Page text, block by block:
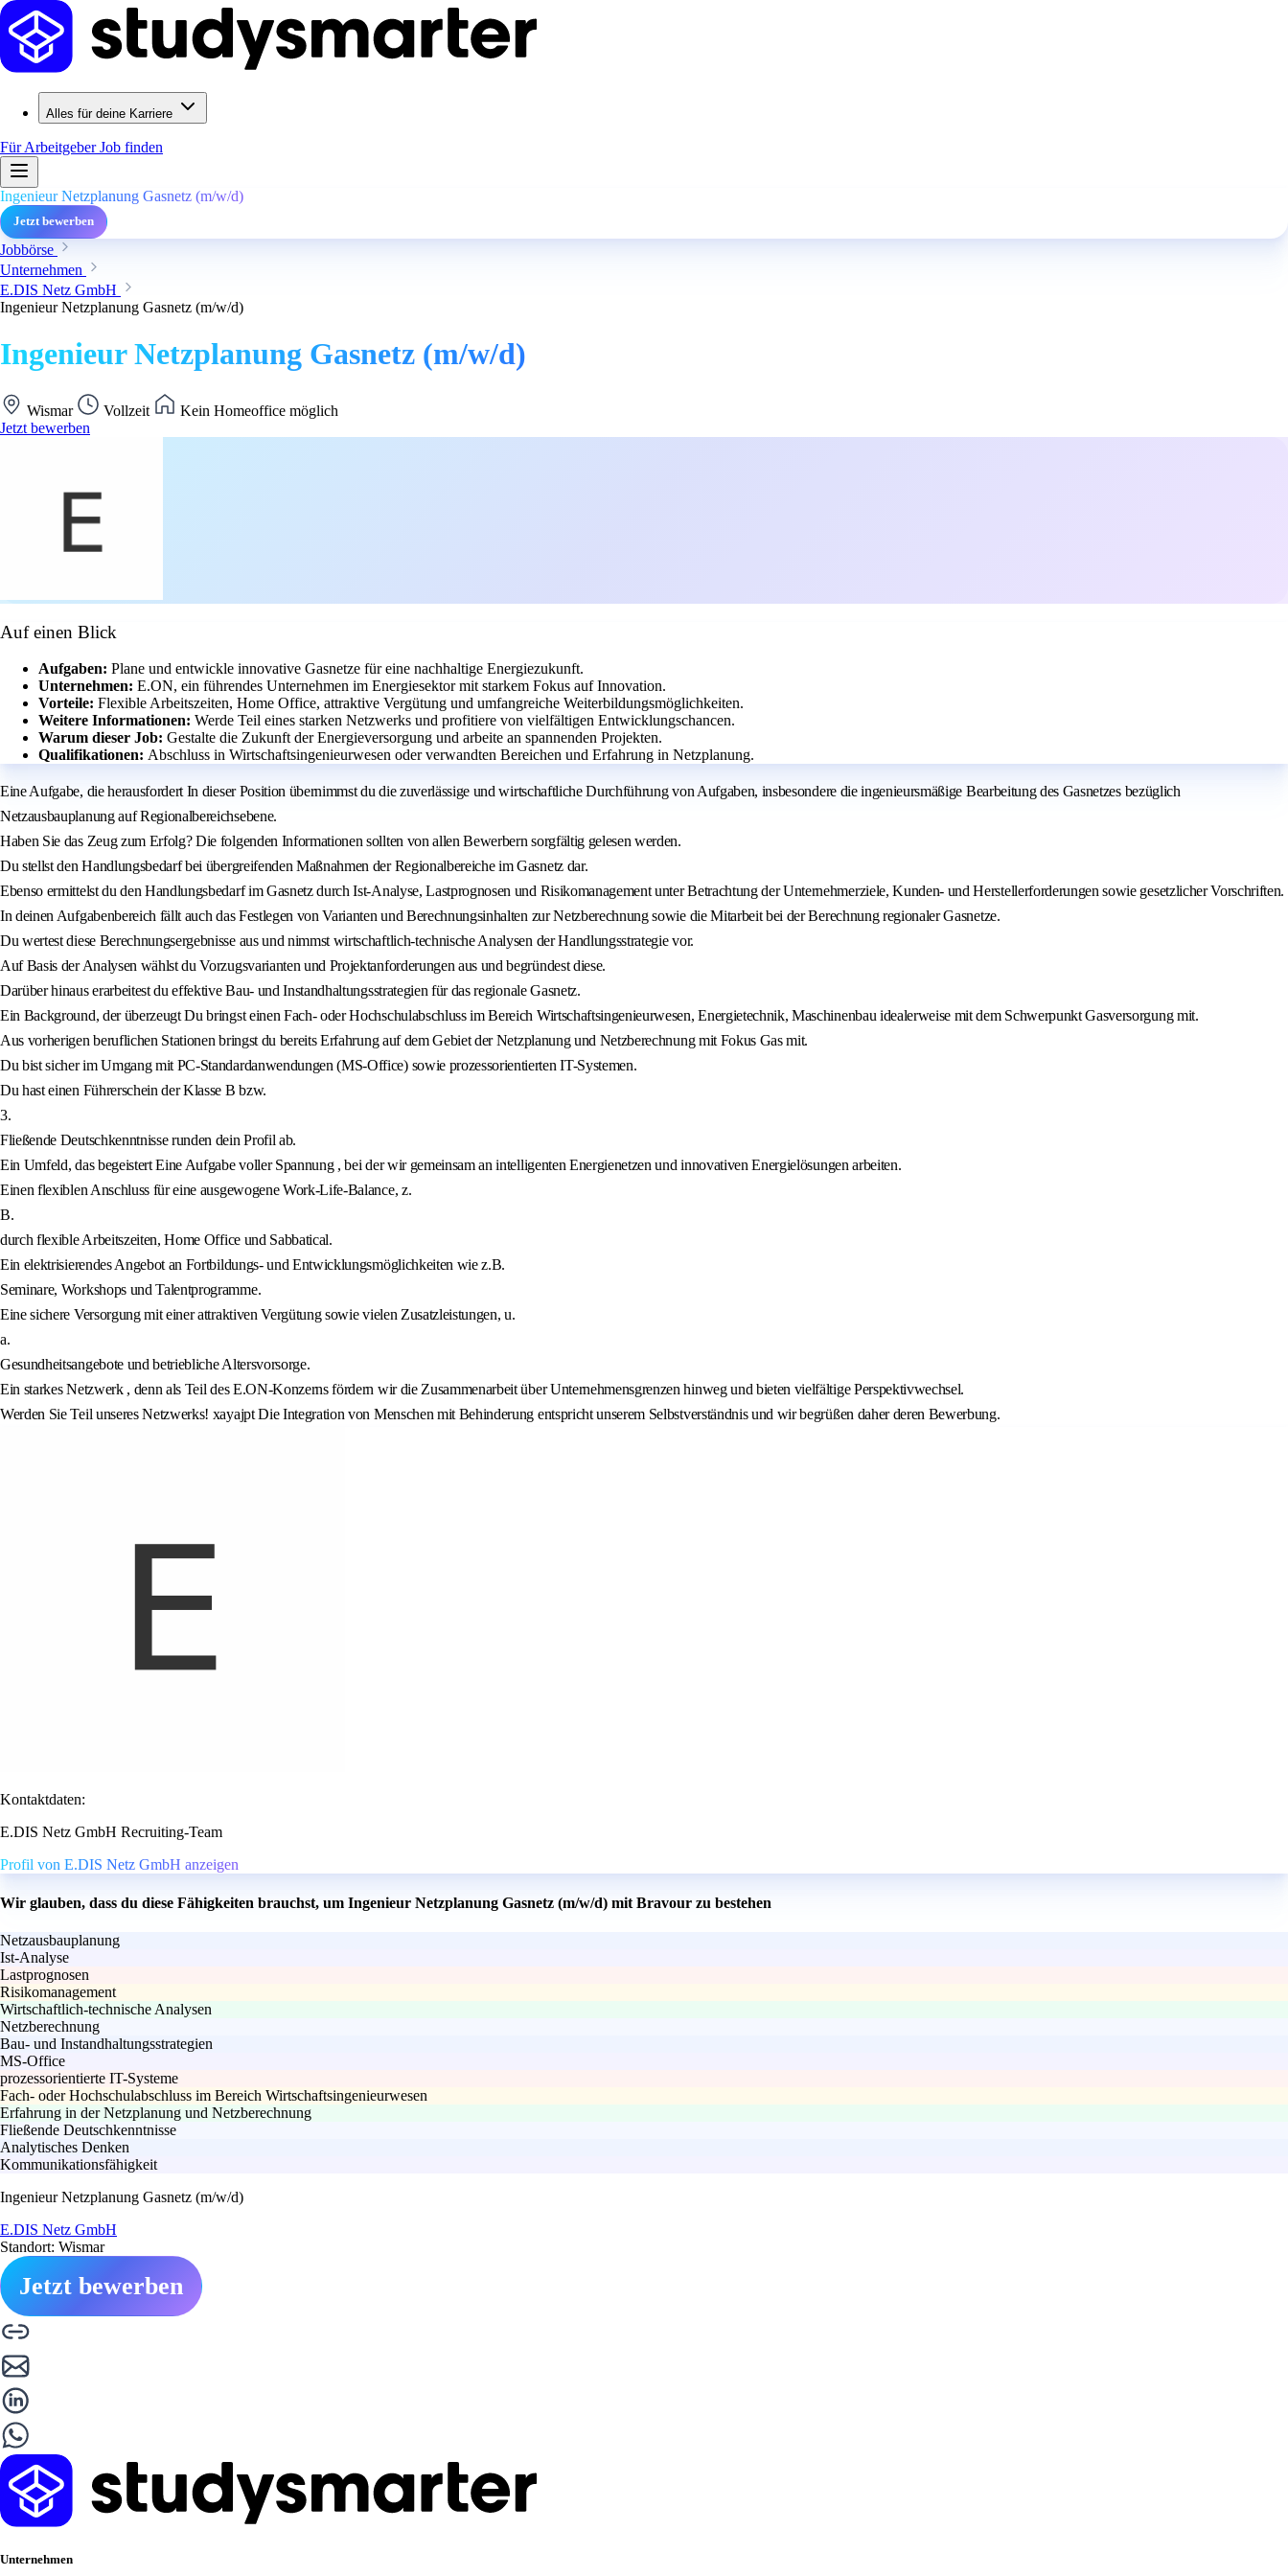
Alles für deine Karriere
Für ArbeitgeberJob finden
Ingenieur Netzplanung Gasnetz (m/w/d)
Jetzt bewerben
Jobbörse
Unternehmen
E.DIS Netz GmbH
Ingenieur Netzplanung Gasnetz (m/w/d)
Ingenieur Netzplanung Gasnetz (m/w/d)
Wismar Vollzeit
Kein Homeoffice möglich
Jetzt bewerben
Auf einen Blick
Aufgaben: Plane und entwickle innovative Gasnetze für eine nachhaltige Energiezukunft.
Unternehmen: E.ON, ein führendes Unternehmen im Energiesektor mit starkem Fokus auf Innovation.
Vorteile: Flexible Arbeitszeiten, Home Office, attraktive Vergütung und umfangreiche Weiterbildungsmöglichkeiten.
Weitere Informationen: Werde Teil eines starken Netzwerks und profitiere von vielfältigen Entwicklungschancen.
Warum dieser Job: Gestalte die Zukunft der Energieversorgung und arbeite an spannenden Projekten.
Qualifikationen: Abschluss in Wirtschaftsingenieurwesen oder verwandten Bereichen und Erfahrung in Netzplanung.
Eine Aufgabe, die herausfordert In dieser Position übernimmst du die zuverlässige und wirtschaftliche Durchführung von Aufgaben, insbesondere die ingenieursmäßige Bearbeitung des Gasnetzes bezüglich
Netzausbauplanung auf Regionalbereichsebene.
Haben Sie das Zeug zum Erfolg? Die folgenden Informationen sollten von allen Bewerbern sorgfältig gelesen werden.
Du stellst den Handlungsbedarf bei übergreifenden Maßnahmen der Regionalbereiche im Gasnetz dar.
Ebenso ermittelst du den Handlungsbedarf im Gasnetz durch Ist-Analyse, Lastprognosen und Risikomanagement unter Betrachtung der Unternehmerziele, Kunden- und Herstellerforderungen sowie gesetzlicher Vorschriften.
In deinen Aufgabenbereich fällt auch das Festlegen von Varianten und Berechnungsinhalten zur Netzberechnung sowie die Mitarbeit bei der Berechnung regionaler Gasnetze.
Du wertest diese Berechnungsergebnisse aus und nimmst wirtschaftlich-technische Analysen der Handlungsstrategie vor.
Auf Basis der Analysen wählst du Vorzugsvarianten und Projektanforderungen aus und begründest diese.
Darüber hinaus erarbeitest du effektive Bau- und Instandhaltungsstrategien für das regionale Gasnetz.
Ein Background, der überzeugt Du bringst einen Fach- oder Hochschulabschluss im Bereich Wirtschaftsingenieurwesen, Energietechnik, Maschinenbau idealerweise mit dem Schwerpunkt Gasversorgung mit.
Aus vorherigen beruflichen Stationen bringst du bereits Erfahrung auf dem Gebiet der Netzplanung und Netzberechnung mit Fokus Gas mit.
Du bist sicher im Umgang mit PC-Standardanwendungen (MS-Office) sowie prozessorientierten IT-Systemen.
Du hast einen Führerschein der Klasse B bzw.
3.
Fließende Deutschkenntnisse runden dein Profil ab.
Ein Umfeld, das begeistert Eine Aufgabe voller Spannung , bei der wir gemeinsam an intelligenten Energienetzen und innovativen Energielösungen arbeiten.
Einen flexiblen Anschluss für eine ausgewogene Work-Life-Balance, z.
B.
durch flexible Arbeitszeiten, Home Office und Sabbatical.
Ein elektrisierendes Angebot an Fortbildungs- und Entwicklungsmöglichkeiten wie z.B.
Seminare, Workshops und Talentprogramme.
Eine sichere Versorgung mit einer attraktiven Vergütung sowie vielen Zusatzleistungen, u.
a.
Gesundheitsangebote und betriebliche Altersvorsorge.
Ein starkes Netzwerk , denn als Teil des E.ON-Konzerns fördern wir die Zusammenarbeit über Unternehmensgrenzen hinweg und bieten vielfältige Perspektivwechsel.
Werden Sie Teil unseres Netzwerks! xayajpt Die Integration von Menschen mit Behinderung entspricht unserem Selbstverständnis und wir begrüßen daher deren Bewerbung.
Kontaktdaten:
E.DIS Netz GmbH Recruiting-Team
Profil von E.DIS Netz GmbH anzeigen
Wir glauben, dass du diese Fähigkeiten brauchst, um Ingenieur Netzplanung Gasnetz (m/w/d) mit Bravour zu bestehen
Netzausbauplanung
Ist-Analyse
Lastprognosen
Risikomanagement
Wirtschaftlich-technische Analysen
Netzberechnung
Bau- und Instandhaltungsstrategien
MS-Office
prozessorientierte IT-Systeme
Fach- oder Hochschulabschluss im Bereich Wirtschaftsingenieurwesen
Erfahrung in der Netzplanung und Netzberechnung
Fließende Deutschkenntnisse
Analytisches Denken
Kommunikationsfähigkeit
Ingenieur Netzplanung Gasnetz (m/w/d)
E.DIS Netz GmbH
Standort: Wismar
Jetzt bewerben
Unternehmen